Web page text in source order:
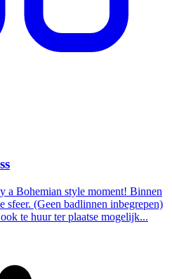
a Bohemian style moment! Binnen
(Geen badlinnen inbegrepen)
te huur ter plaatse mogelijk...